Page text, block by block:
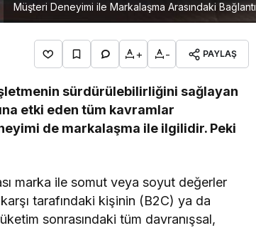
Müşteri Deneyimi ile Markalaşma Arasındaki Bağlantı
+ - PAYLAŞ
sürdürülebilirliğini sağlayan
etki eden tüm kavramlar
de markalaşma ile ilgilidir. Peki
marka ile somut veya soyut değerler
tarafındaki kişinin (B2C) ya da
sonrasındaki tüm davranışsal,